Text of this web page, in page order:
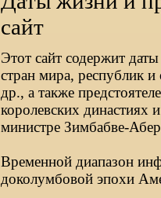
сайт
Этот сайт содержит
стран мира, республик и
др., а также
королевских династиях
министре Зимбабве-
Временной диапазон
доколумбовой эпохи